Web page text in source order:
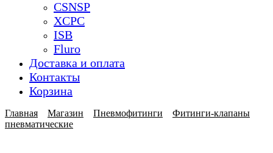
CSNSP
XCPC
ISB
Fluro
Доставка и оплата
Контакты
Корзина
Главная Магазин Пневмофитинги
Фитинги-клапаны
пневматические